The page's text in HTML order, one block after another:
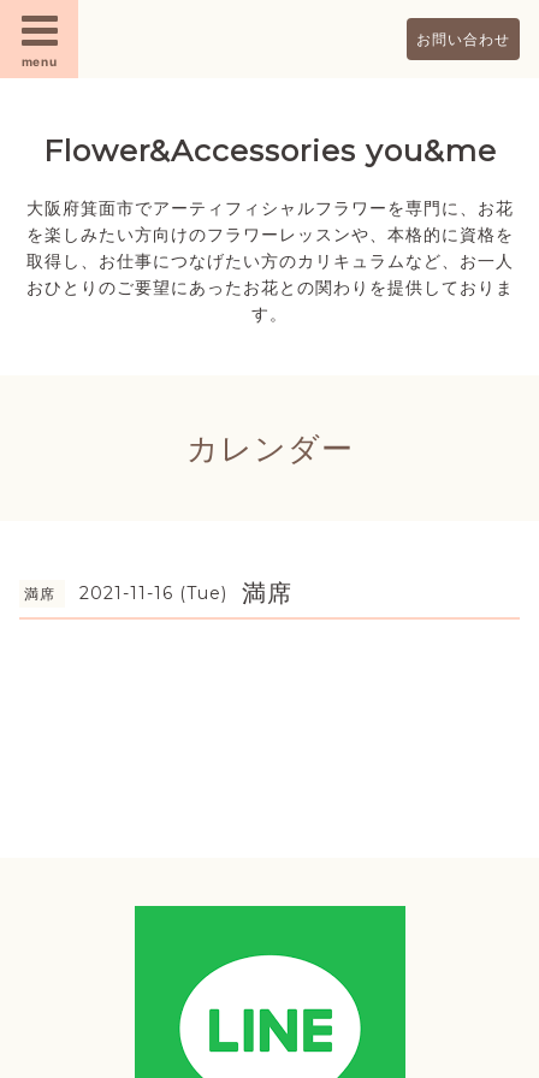
menu
お問い合わせ
Flower&Accessories you&me
大阪府箕面市でアーティフィシャルフラワーを専門に、お花
を楽しみたい方向けのフラワーレッスンや、本格的に資格を
取得し、お仕事につなげたい方のカリキュラムなど、お一人
おひとりのご要望にあったお花との関わりを提供しておりま
す。
カレンダー
満席 2021-11-16 (Tue) 満席